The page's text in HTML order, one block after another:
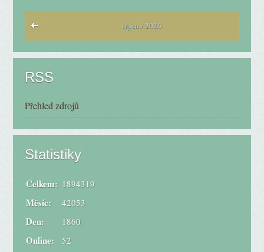
srpen / 2026
RSS
Přehled zdrojů
Statistiky
Online: 52
Celkem: 1894319
Měsíc: 42053
Den: 1860